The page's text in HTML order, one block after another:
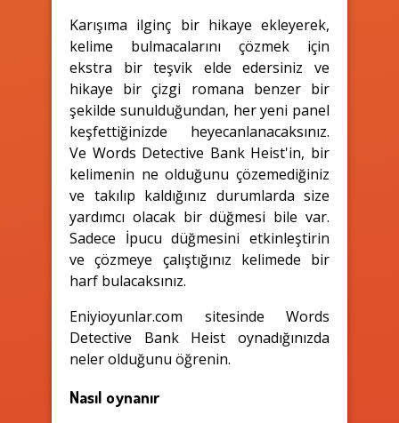
Karışıma ilginç bir hikaye ekleyerek,
kelime bulmacalarını çözmek için
ekstra bir teşvik elde edersiniz ve
hikaye bir çizgi romana benzer bir
şekilde sunulduğundan, her yeni panel
keşfettiğinizde heyecanlanacaksınız.
Ve Words Detective Bank Heist'in, bir
kelimenin ne olduğunu çözemediğiniz
ve takılıp kaldığınız durumlarda size
yardımcı olacak bir düğmesi bile var.
Sadece İpucu düğmesini etkinleştirin
ve çözmeye çalıştığınız kelimede bir
harf bulacaksınız.
Eniyioyunlar.com sitesinde Words
Detective Bank Heist oynadığınızda
neler olduğunu öğrenin.
Nasıl oynanır